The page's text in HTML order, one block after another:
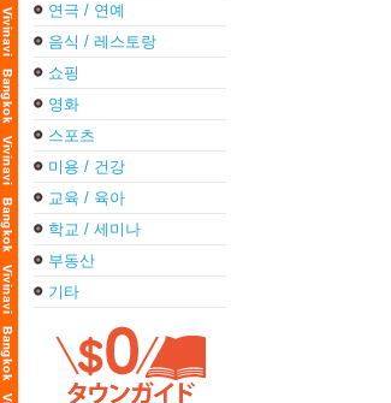
연극 / 연예
음식 / 레스토랑
쇼핑
영화
스포츠
미용 / 건강
교육 / 육아
학교 / 세미나
부동산
기타